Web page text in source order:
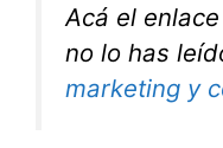
Acá el
no lo has
marketing y